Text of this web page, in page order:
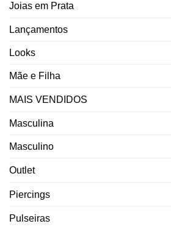
Joias em Prata
Lançamentos
Looks
Mãe e Filha
MAIS VENDIDOS
Masculina
Masculino
Outlet
Piercings
Pulseiras